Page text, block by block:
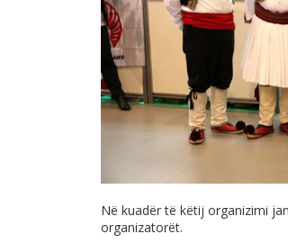
Në kuadër të këtij organizimi
organizatorët.